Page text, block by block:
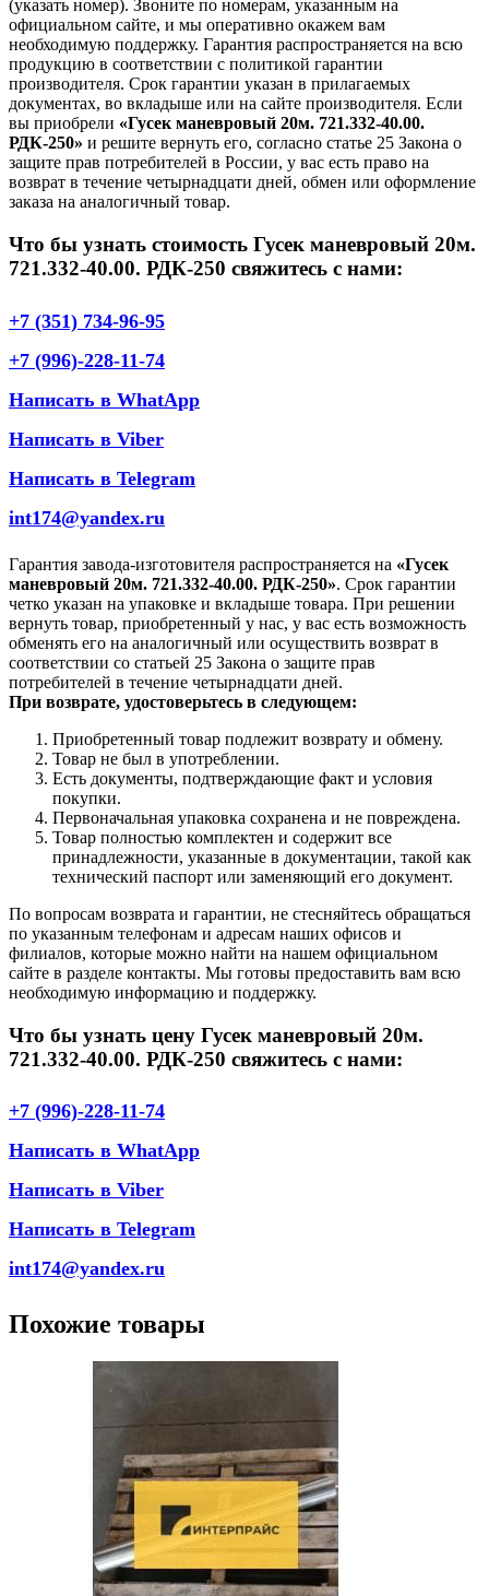
(указать номер). Звоните по номерам, указанным на
официальном сайте, и мы оперативно окажем вам
необходимую поддержку. Гарантия распространяется на всю
продукцию в соответствии с политикой гарантии
производителя. Срок гарантии указан в прилагаемых
документах, во вкладыше или на сайте производителя. Если
вы приобрели «Гусек маневровый 20м. 721.332-40.00.
РДК-250» и решите вернуть его, согласно статье 25 Закона о
защите прав потребителей в России, у вас есть право на
возврат в течение четырнадцати дней, обмен или оформление
заказа на аналогичный товар.
Что бы узнать стоимость Гусек маневровый 20м.
721.332-40.00. РДК-250 свяжитесь с нами:
+7 (351) 734-96-95
+7 (996)-228-11-74
Написать в WhatApp
Написать в Viber
Написать в Telegram
int174@yandex.ru
Гарантия завода-изготовителя распространяется на «Гусек
маневровый 20м. 721.332-40.00. РДК-250». Срок гарантии
четко указан на упаковке и вкладыше товара. При решении
вернуть товар, приобретенный у нас, у вас есть возможность
обменять его на аналогичный или осуществить возврат в
соответствии со статьей 25 Закона о защите прав
потребителей в течение четырнадцати дней.
При возврате, удостоверьтесь в следующем:
Приобретенный товар подлежит возврату и обмену.
Товар не был в употреблении.
Есть документы, подтверждающие факт и условия
покупки.
Первоначальная упаковка сохранена и не повреждена.
Товар полностью комплектен и содержит все
принадлежности, указанные в документации, такой как
технический паспорт или заменяющий его документ.
По вопросам возврата и гарантии, не стесняйтесь обращаться
по указанным телефонам и адресам наших офисов и
филиалов, которые можно найти на нашем официальном
сайте в разделе контакты. Мы готовы предоставить вам всю
необходимую информацию и поддержку.
Что бы узнать цену Гусек маневровый 20м.
721.332-40.00. РДК-250 свяжитесь с нами:
+7 (996)-228-11-74
Написать в WhatApp
Написать в Viber
Написать в Telegram
int174@yandex.ru
Похожие товары